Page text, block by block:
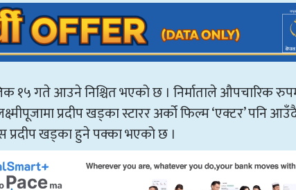
१५ गते आउने निश्चित भएको छ । निर्माताले औपचारिक
प्रदीप खड्का स्टारर अर्को फिल्म ‘एक्टर’ पनि
खड्का हुने पक्का भएको छ ।